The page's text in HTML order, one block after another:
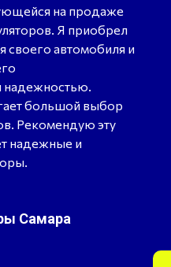
на продаже
Я приобрел
своего автомобиля и
надежностью.
большой выбор
Рекомендую эту
надежные и
Самара